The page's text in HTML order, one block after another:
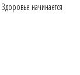
начинается